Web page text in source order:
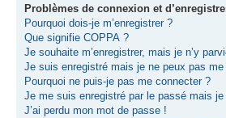
Problèmes de connexion et
Pourquoi dois-je m’enregistrer ?
Que signifie COPPA ?
Je souhaite m’enregistrer, mais je n’y
Je suis enregistré mais je ne peux pas
Pourquoi ne puis-je pas me connecter ?
Je me suis enregistré par le passé mais
J’ai perdu mon mot de passe !